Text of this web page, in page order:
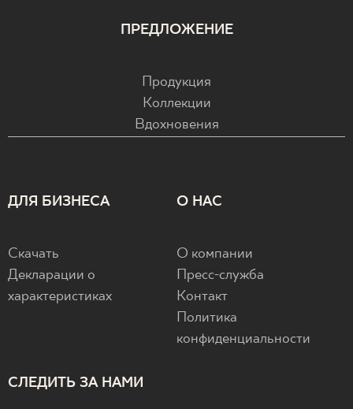
ПРЕДЛОЖЕНИЕ
Продукция
Коллекции
Вдохновения
ДЛЯ БИЗНЕСА
Скачать
Декларации о
характеристиках
О НАС
О компании
Пресс-служба
Контакт
Политика
конфиденциальности
СЛЕДИТЬ ЗА НАМИ